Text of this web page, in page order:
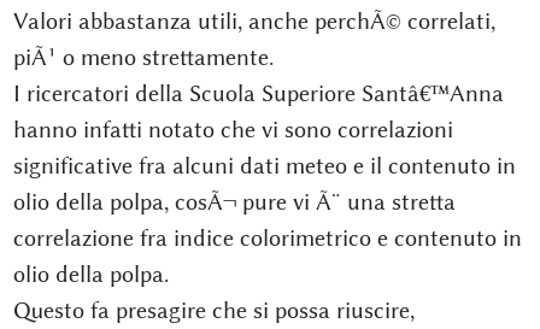
Valori abbastanza utili, anche perchÃ© correlati,
piÃ¹ o meno strettamente.
I ricercatori della Scuola Superiore Santâ€™Anna
hanno infatti notato che vi sono correlazioni
significative fra alcuni dati meteo e il contenuto in
olio della polpa, cosÃ¬ pure vi Ã¨ una stretta
correlazione fra indice colorimetrico e contenuto in
olio della polpa.
Questo fa presagire che si possa riuscire,